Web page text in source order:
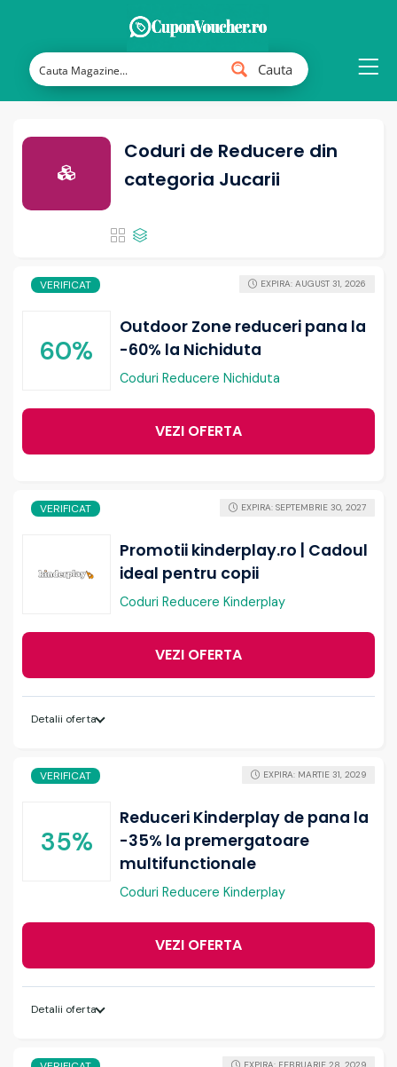
Cauta
Coduri de Reducere din
categoria Jucarii
VERIFICAT
60%
Outdoor Zone reduceri pana la
-60% la Nichiduta
Coduri Reducere Nichiduta
EXPIRA: AUGUST 31, 2026
VEZI OFERTA
VERIFICAT
Promotii kinderplay.ro | Cadoul
ideal pentru copii
Coduri Reducere Kinderplay
EXPIRA: SEPTEMBRIE 30, 2027
VEZI OFERTA
Detalii oferta
VERIFICAT
35%
Reduceri Kinderplay de pana la
-35% la premergatoare
multifunctionale
Coduri Reducere Kinderplay
EXPIRA: MARTIE 31, 2029
VEZI OFERTA
Detalii oferta